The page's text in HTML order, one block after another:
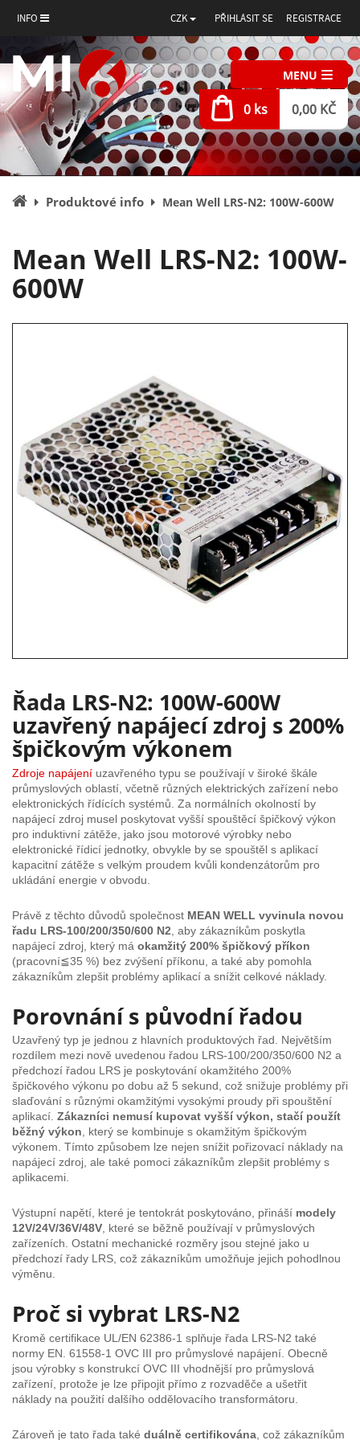
INFO CZK PŘIHLÁSIT SE REGISTRACE
MENU
0 ks 0,00 KČ
ÚvodníProduktové info Mean Well LRS-N2: 100W-600W
Mean Well LRS-N2: 100W-
600W
Řada LRS-N2: 100W-600W
uzavřený napájecí zdroj s 200%
špičkovým výkonem
Zdroje napájení uzavřeného typu se používají v široké škále
průmyslových oblastí, včetně různých elektrických zařízení nebo
elektronických řídících systémů. Za normálních okolností by
napájecí zdroj musel poskytovat vyšší spouštěcí špičkový výkon
pro induktivní zátěže, jako jsou motorové výrobky nebo
elektronické řídicí jednotky, obvykle by se spouštěl s aplikací
kapacitní zátěže s velkým proudem kvůli kondenzátorům pro
ukládání energie v obvodu.
Právě z těchto důvodů společnost MEAN WELL vyvinula novou
řadu LRS-100/200/350/600 N2 , aby zákazníkům poskytla
napájecí zdroj, který má okamžitý 200% špičkový příkon
(pracovní≦35 %) bez zvýšení příkonu, a také aby pomohla
zákazníkům zlepšit problémy aplikací a snížit celkové náklady.
Porovnání s původní řadou
Uzavřený typ je jednou z hlavních produktových řad. Největším
rozdílem mezi nově uvedenou řadou LRS-100/200/350/600 N2 a
předchozí řadou LRS je poskytování okamžitého 200%
špičkového výkonu po dobu až 5 sekund, což snižuje problémy při
slaďování s různými okamžitými vysokými proudy při spouštění
aplikací. Zákazníci nemusí kupovat vyšší výkon, stačí použít
běžný výkon , který se kombinuje s okamžitým špičkovým
výkonem. Tímto způsobem lze nejen snížit pořizovací náklady na
napájecí zdroj, ale také pomoci zákazníkům zlepšit problémy s
aplikacemi.
Výstupní napětí, které je tentokrát poskytováno, přináší modely
12V/24V/36V/48V , které se běžně používají v průmyslových
zařízeních. Ostatní mechanické rozměry jsou stejné jako u
předchozí řady LRS, což zákazníkům umožňuje jejich pohodlnou
výměnu.
Proč si vybrat LRS-N2
Kromě certifikace UL/EN 62386-1 splňuje řada LRS-N2 také
normy EN. 61558-1 OVC III pro průmyslové napájení. Obecně
jsou výrobky s konstrukcí OVC III vhodnější pro průmyslová
zařízení, protože je lze připojit přímo z rozvaděče a ušetřit
náklady na použití dalšího oddělovacího transformátoru.
Zároveň je tato řada také duálně certifikována , což zákazníkům